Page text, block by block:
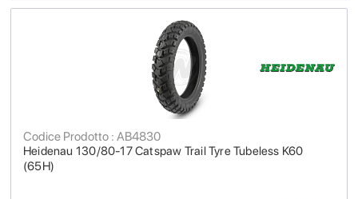
Heidenau 130/80-17 Catspaw Trail Tyre Tubeless K60
(65H)
Codice Prodotto : AB4830